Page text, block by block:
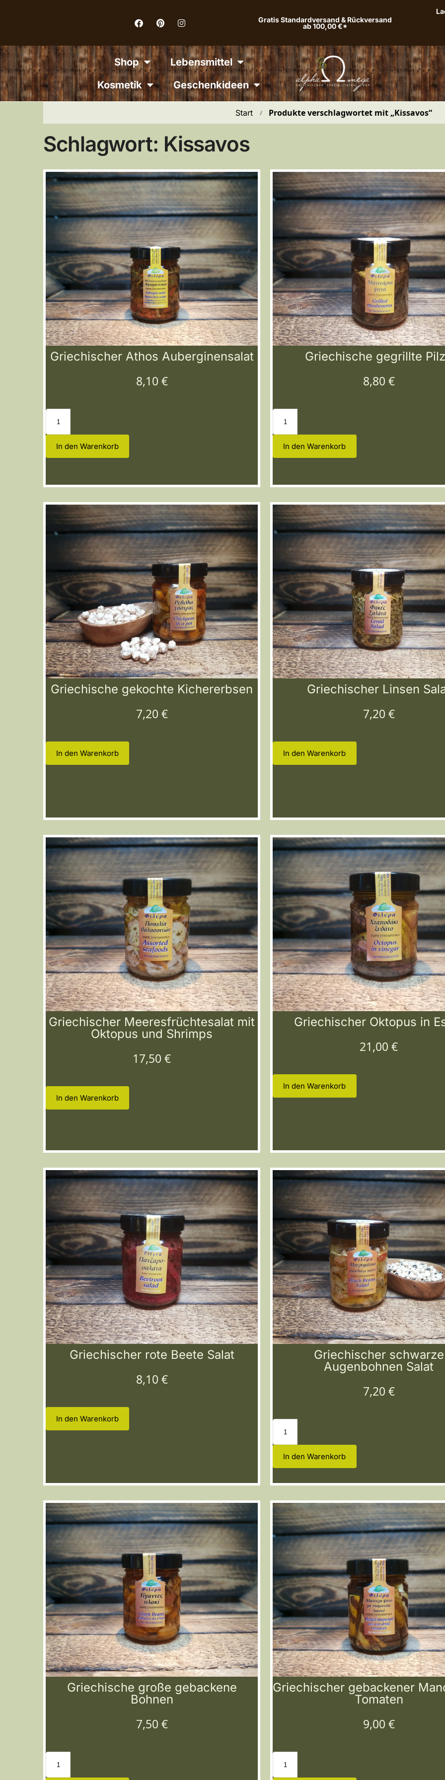
Gratis Standardversand & Rückversand
ab 100,00 €*
Shop
Lebensmittel
Kosmetik
Geschenkideen
Start / Produkte verschlagwortet mit „Kissavos“
Schlagwort: Kissavos
Griechischer Athos Auberginensalat
8,10 €
In den Warenkorb
Griechische gegrillte
8,80 €
In den Warenkorb
Griechische gekochte Kichererbsen
7,20 €
In den Warenkorb
Griechischer Linsen
7,20 €
In den Warenkorb
Griechischer Meeresfrüchtesalat mit
Oktopus und Shrimps
17,50€
In den Warenkorb
Griechischer Oktopus in
21,00€
In den Warenkorb
Griechischer rote Beete Salat
8,10 €
In den Warenkorb
Griechischer schwarze
Augenbohnen Salat
7,20 €
In den Warenkorb
Griechische große gebackene
Bohnen
7,50 €
Griechischer gebackener
Tomaten
9,00 €